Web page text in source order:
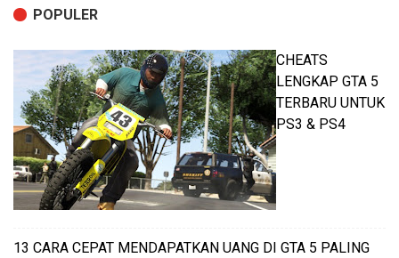
POPULER
CHEATS
LENGKAP GTA 5
TERBARU UNTUK
PS3 & PS4
13 CARA CEPAT MENDAPATKAN UANG DI GTA 5 PALING